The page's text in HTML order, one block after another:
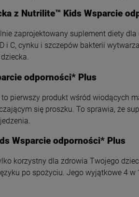
z Nutrilite™ Kids Wsparcie
zaprojektowany suplement diety
i C, cynku i szczepów bakterii
odporności* Plus
pierwszy produkt wśród wiodących
się proszku. To sprawia, że
Wsparcie odporności* Plus
korzystny dla zdrowia Twojego
po spożyciu. Jego wyjątkowe 4